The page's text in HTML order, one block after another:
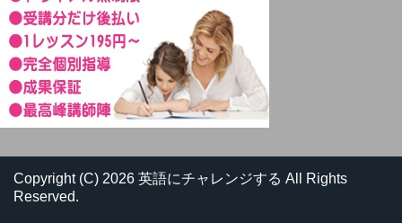
Copyright (C) 2026 英語にチャレンジする All Rights
Reserved.